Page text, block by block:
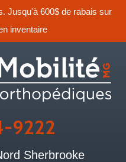
Jusqu'à 600$ de rabais sur
inventaire
9222
Sherbrooke